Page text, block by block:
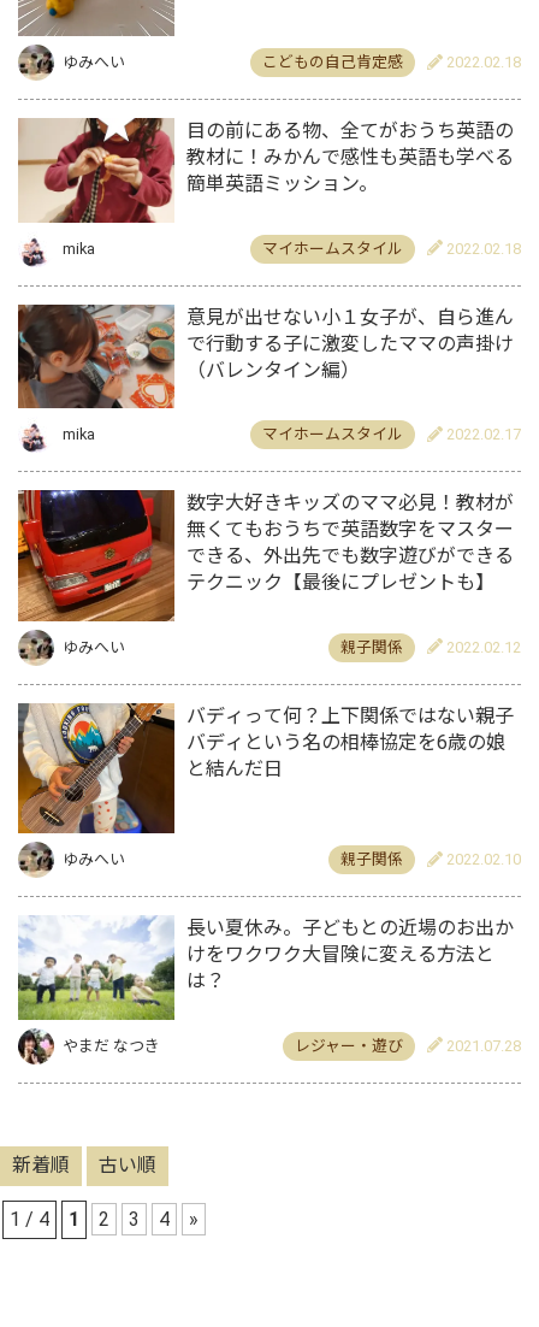
ゆみへい こどもの自己肯定感 2022.02.18
目の前にある物、全てがおうち英語の
教材に！みかんで感性も英語も学べる
簡単英語ミッション。
mika マイホームスタイル 2022.02.18
意見が出せない小１女子が、自ら進ん
で行動する子に激変したママの声掛け
（バレンタイン編）
mika マイホームスタイル 2022.02.17
数字大好きキッズのママ必見！教材が
無くてもおうちで英語数字をマスター
できる、外出先でも数字遊びができる
テクニック【最後にプレゼントも】
ゆみへい 親子関係 2022.02.12
バディって何？上下関係ではない親子
バディという名の相棒協定を6歳の娘
と結んだ日
ゆみへい 親子関係 2022.02.10
長い夏休み。子どもとの近場のお出か
けをワクワク大冒険に変える方法と
は？
やまだ なつき レジャー・遊び 2021.07.28
新着順 古い順
1 / 4 1 2 3 4 »